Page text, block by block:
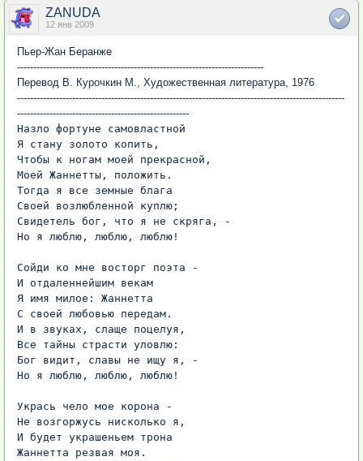
ZANUDA
12 янв 2009
Пьер-Жан Беранже
----------------------------------------------------------------------------
Перевод В. Курочкин М., Художественная литература, 1976
-----------------------------------------------------------------------------------------------------
-----------------------------------------------------
Назло фортуне самовластной
Я стану золото копить,
Чтобы к ногам моей прекрасной,
Моей Жаннетты, положить.
Тогда я все земные блага
Своей возлюбленной куплю;
Свидетель бог, что я не скряга, -
Но я люблю, люблю, люблю!
Сойди ко мне восторг поэта -
И отдаленнейшим векам
Я имя милое: Жаннетта
С своей любовью передам.
И в звуках, слаще поцелуя,
Все тайны страсти уловлю:
Бог видит, славы не ищу я, -
Но я люблю, люблю, люблю!
Укрась чело мое корона -
Не возгоржусь нисколько я,
И будет украшеньем трона
Жаннетта резвая моя.